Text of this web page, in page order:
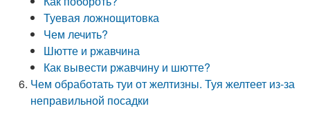
Туевая ложнощитовка
Чем лечить?
Шютте и ржавчина
Как вывести ржавчину и шютте?
Чем обработать туи от желтизны. Туя желтеет из-за
неправильной посадки